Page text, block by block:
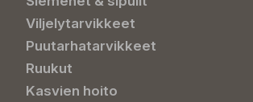
Viljelytarvikkeet
Puutarhatarvikkeet
Ruukut
Kasvien hoito